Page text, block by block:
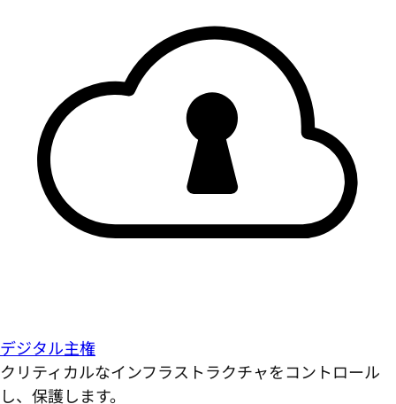
デジタル主権
クリティカルなインフラストラクチャをコントロール
し、保護します。